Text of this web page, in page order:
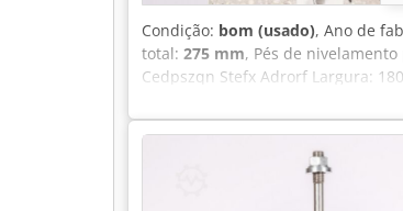
Condição: bom (usado), Ano de
total: 275 mm, Pés de
Cedpszqn Stefx Adrorf Largura:
fornecidas por nós, com o
fabricante. As informações são
Consequentemente, não
verifique todos os detalhes